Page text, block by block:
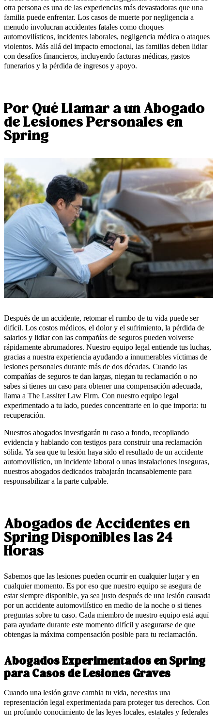
otra persona es una de las experiencias más devastadoras que una
familia puede enfrentar. Los casos de muerte por negligencia a
menudo involucran accidentes fatales como choques
automovilísticos, incidentes laborales, negligencia médica o ataques
violentos. Más allá del impacto emocional, las familias deben lidiar
con desafíos financieros, incluyendo facturas médicas, gastos
funerarios y la pérdida de ingresos y apoyo.
Por Qué Llamar a un Abogado
de Lesiones Personales en
Spring
Después de un accidente, retomar el rumbo de tu vida puede ser
difícil. Los costos médicos, el dolor y el sufrimiento, la pérdida de
salarios y lidiar con las compañías de seguros pueden volverse
rápidamente abrumadores. Nuestro equipo legal entiende tus luchas,
gracias a nuestra experiencia ayudando a innumerables víctimas de
lesiones personales durante más de dos décadas. Cuando las
compañías de seguros te dan largas, niegan tu reclamación o no
sabes si tienes un caso para obtener una compensación adecuada,
llama a The Lassiter Law Firm. Con nuestro equipo legal
experimentado a tu lado, puedes concentrarte en lo que importa: tu
recuperación.
Nuestros abogados investigarán tu caso a fondo, recopilando
evidencia y hablando con testigos para construir una reclamación
sólida. Ya sea que tu lesión haya sido el resultado de un accidente
automovilístico, un incidente laboral o unas instalaciones inseguras,
nuestros abogados dedicados trabajarán incansablemente para
responsabilizar a la parte culpable.
Abogados de Accidentes en
Spring Disponibles las 24
Horas
Sabemos que las lesiones pueden ocurrir en cualquier lugar y en
cualquier momento. Es por eso que nuestro equipo se asegura de
estar siempre disponible, ya sea justo después de una lesión causada
por un accidente automovilístico en medio de la noche o si tienes
preguntas sobre tu caso. Cada miembro de nuestro equipo está aquí
para ayudarte durante este momento difícil y asegurarse de que
obtengas la máxima compensación posible para tu reclamación.
Abogados Experimentados en Spring
para Casos de Lesiones Graves
Cuando una lesión grave cambia tu vida, necesitas una
representación legal experimentada para proteger tus derechos. Con
un profundo conocimiento de las leyes locales, estatales y federales